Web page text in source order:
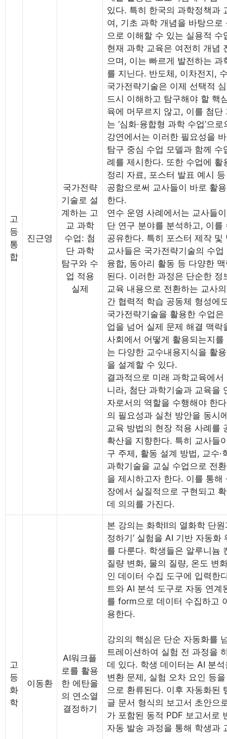
고
등
통
합
진근영
국가전략
기술로 설
계하는 고
교 과학
수업: 첨
단 과학
탐구와 수
업 적용
실제
있다. 특히 한국의 과학정책과
여, 기초 과학 개념을 바탕으
으로 이해할 수 있는 실용적
현재 과학 교육은 여전히 개념
으며, 이는 빠르게 발전하는
를 지닌다. 반도체, 이차전지,
국가전략기술은 이제 선택적
드시 이해하고 탐구해야 할 핵
육에 머무르지 않고, 이를 첨
는 ‘심화·융합형 과학 수업’으
강연에서는 이러한 필요성을
탐구 중심 수업 모델과 함께
례를 제시한다. 또한 수업에
정리 자료, 포스터 발표 예시
공함으로써 교사들이 바로 활
한다.
연수 운영 사례에서는 교사들
단 연구 분야를 분석하고, 이
공유한다. 특히 포스터 제작
교사들은 국가전략기술의 수
융합, 동아리 활동 등 다양한
된다. 이러한 과정은 단순한
교육 내용으로 전환하는 교사
간 협력적 학습 공동체 형성에
국가전략기술을 활용한 수업
업을 넘어 실제 문제 해결 맥
사회에서 어떻게 활용되는지
는 다양한 교수내용지식을 활
을 설계할 수 있다.
결과적으로 미래 과학교육에
니라, 첨단 과학기술과 교육을
자로서의 역할을 수행해야 한
의 필요성과 실천 방안을 동시
교육 방법의 현장 적용 사례를
확산을 지향한다. 특히 교사들
구 주제, 활동 설계 방법, 교수
과학기술을 교실 수업으로 전
을 제시하고자 한다. 이를 통해
장에서 실질적으로 구현되고
데 의의를 가진다.
고
등
화
학
이동환
AI워크플
로를 활용
한 에탄올
의 연소열
결정하기
본 강의는 화학Ⅱ의 열화학 단
정하기’ 실험을 AI 기반 자동
를 다룬다. 학생들은 알루니늄
질량 변화, 물의 질량, 온도 변
인 데이터 수집 도구에 입력한
트와 AI 분석 도구로 자동 연
를 form으로 데이터 수집하고
용한다.
강의의 핵심은 단순 자동화를
트레이션하여 실험 전 과정을
데 있다. 학생 데이터는 AI 분
변환 문제, 실험 오차 요인 등
으로 환류된다. 이후 자동화된
글 문서 형식의 보고서 초안으
가 포함된 동적 PDF 보고서로
자동 발송 과정을 통해 학생과